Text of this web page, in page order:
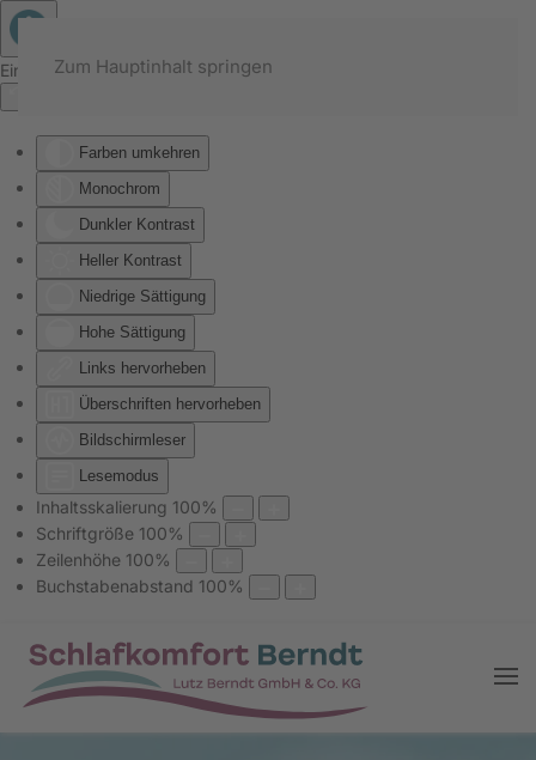
Eingabehilfen öffnen
Farben umkehren
Monochrom
Dunkler Kontrast
Heller Kontrast
Niedrige Sättigung
Hohe Sättigung
Links hervorheben
Überschriften hervorheben
Bildschirmleser
Lesemodus
Inhaltsskalierung 100%
Schriftgröße 100%
Zeilenhöhe 100%
Buchstabenabstand 100%
Zum Hauptinhalt springen